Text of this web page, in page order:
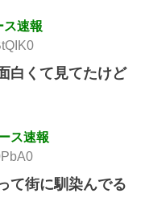
ス速報
白くて見てたけど
ス速報
て街に馴染んでる